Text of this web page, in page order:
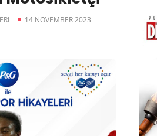
14 NOVEMBER 2023